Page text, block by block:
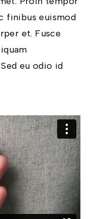
finibus euismod
et. Fusce
eu odio id